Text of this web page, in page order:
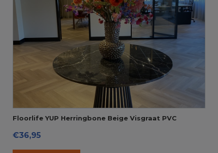
Floorlife YUP Herringbone Beige Visgraat PVC
€36,95